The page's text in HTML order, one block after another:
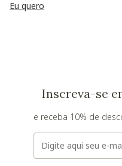
Eu quero
Inscreva-se
e receba 10% de
E-mail